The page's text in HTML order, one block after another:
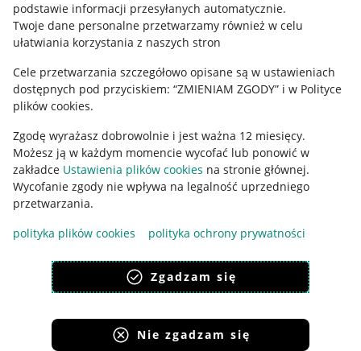
podstawie informacji przesyłanych automatycznie.
Twoje dane personalne przetwarzamy również w celu
ułatwiania korzystania z naszych stron
Cele przetwarzania szczegółowo opisane są w ustawieniach
dostępnych pod przyciskiem: “ZMIENIAM ZGODY” i w Polityce
plików cookies.
Zgodę wyrażasz dobrowolnie i jest ważna 12 miesięcy.
Możesz ją w każdym momencie wycofać lub ponowić w
zakładce Ustawienia plików cookies na stronie głównej.
Wycofanie zgody nie wpływa na legalność uprzedniego
przetwarzania.
polityka plików cookies
polityka ochrony prywatności
Zgadzam się
Nie zgadzam się
Polityka plików "cookies"
Ustawienia plików "cookies"
Udostępnianie lokalizacji
Informacje dla Aktu o Usługach Cyfrowych
Pobierz aplikację
Korzystanie z serwisu oznacza akceptacjęregulaminu